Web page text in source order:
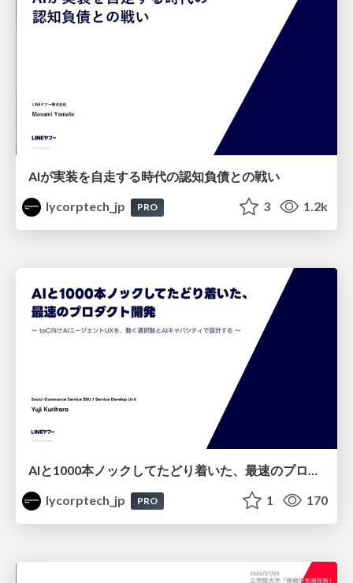
AIが実装を自走する時代の認知負債との戦い
lycorptech_jp
PRO 3 1.2k
AIと1000本ノックしてたどり着いた、最速のプロダクト開発 ～toC向けAIエージェントUXを、動く選択肢とAIキャパシティで設計する～
lycorptech_jp
PRO 1 170